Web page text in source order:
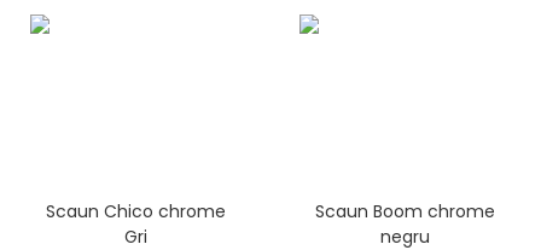
Scaun Chico chrome
Gri
Scaun Boom chrome
negru